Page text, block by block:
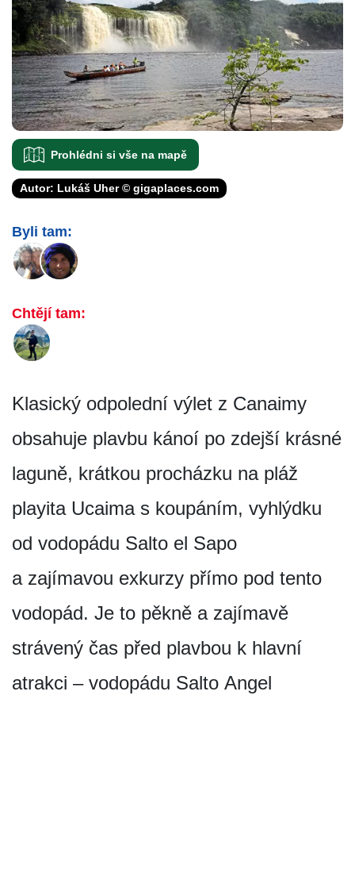
Prohlédni si vše na mapě
Autor: Lukáš Uher © gigaplaces.com
Byli tam:
Chtějí tam:
Klasický odpolední výlet z Canaimy
obsahuje plavbu kánoí po zdejší krásné
laguně, krátkou procházku na pláž
playita Ucaima s koupáním, vyhlýdku
od vodopádu Salto el Sapo
a zajímavou exkurzy přímo pod tento
vodopád. Je to pěkně a zajímavě
strávený čas před plavbou k hlavní
atrakci – vodopádu Salto Angel